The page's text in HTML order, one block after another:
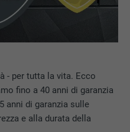
- per tutta la vita. Ecco
fino a 40 anni di garanzia
anni di garanzia sulle
e alla durata della
corretta proprietà SameSite